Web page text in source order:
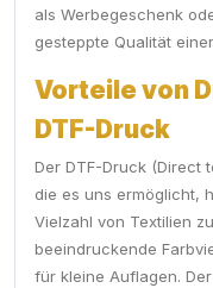
als Werbegeschenk
gesteppte Qualität
Vorteile von
DTF-Druck
Der DTF-Druck (Direct
die es uns ermöglicht,
Vielzahl von Textilien
beeindruckende
für kleine Auflagen.